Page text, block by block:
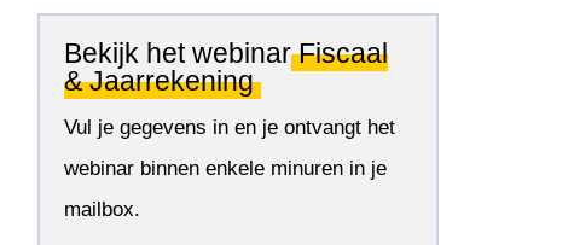
Bekijk het webinar Fiscaal
& Jaarrekening
Vul je gegevens in en je ontvangt het
webinar binnen enkele minuren in je
mailbox.